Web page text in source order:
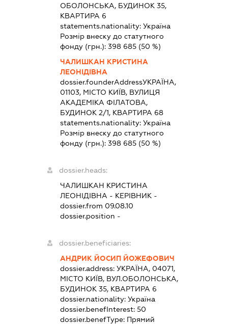
ОБОЛОНСЬКА, БУДИНОК 35,
КВАРТИРА 6
statements.nationality: Україна
Розмір внеску до статутного
фонду (грн.): 398 685(50 %)
ЧАЛИШКАН КРИСТИНА
ЛЕОНІДІВНА
dossier.founderAddressУКРАЇНА,
01103, МІСТО КИЇВ, ВУЛИЦЯ
АКАДЕМІКА ФІЛАТОВА,
БУДИНОК 2/1, КВАРТИРА 68
statements.nationality: Україна
Розмір внеску до статутного
фонду (грн.): 398 685(50 %)
dossier.heads:
ЧАЛИШКАН КРИСТИНА
ЛЕОНІДІВНА - КЕРІВНИК -
dossier.from 09.08.10
dossier.position -
dossier.beneficiaries:
АНДРИК ЙОСИП ЙОЖЕФОВИЧ
dossier.address: УКРАЇНА, 04071,
МІСТО КИЇВ, ВУЛ.ОБОЛОНСЬКА,
БУДИНОК 35, КВАРТИРА 6
dossier.nationality: Україна
dossier.benefInterest: 50
dossier.benefType: Прямий